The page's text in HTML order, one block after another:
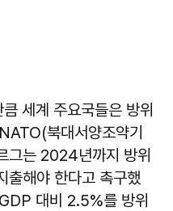
세계 주요국들은 방위
북대서양조약기
그는 2024년까지 방위
해야 한다고 촉구했
대비 2.5%를 방위